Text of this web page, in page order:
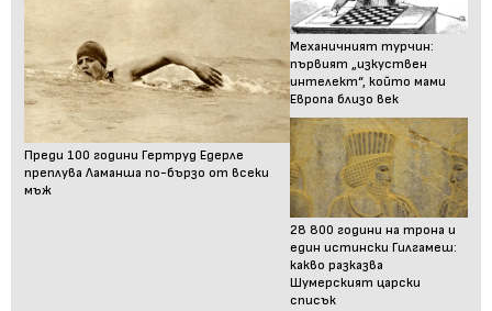
Преди 100 години Гертруд Едерле
преплува Ламанша по-бързо от всеки
мъж
Механичният турчин:
първият „изкуствен
интелект“, който мами
Европа близо век
28 800 години на трона и
един истински Гилгамеш:
какво разказва
Шумерският царски
списък